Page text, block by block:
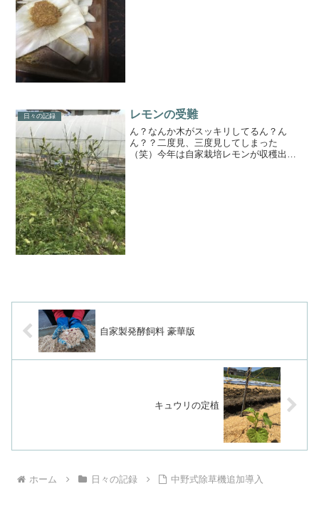
日々の記録 レモンの受難
ん？なんか木がスッキリしてるん？ん
ん？？二度見、三度見してしまった
（笑）今年は自家栽培レモンが収穫出来
自家製発酵飼料 豪華版
キュウリの定植
ホーム 日々の記録 中野式除草機追加導入